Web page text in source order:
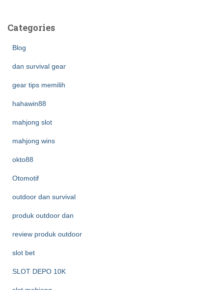
Categories
Blog
dan survival gear
gear tips memilih
hahawin88
mahjong slot
mahjong wins
okto88
Otomotif
outdoor dan survival
produk outdoor dan
review produk outdoor
slot bet
SLOT DEPO 10K